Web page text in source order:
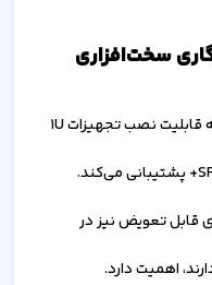
سخت‌افزاری
اطمینان حاصل کنید که رک‌های شبکه قابلیت نصب تجهیزات 1U
را دارند و زیرساخت شما از پورت‌های SFP+ پشتیبانی می‌کند.
قابل تعویض نیز در